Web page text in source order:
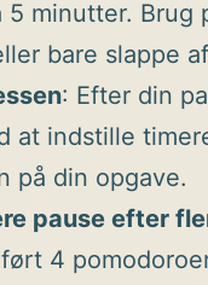
5 minutter.
bare slappe
: Efter din
at indstille
på din opgave.
pause efter
4